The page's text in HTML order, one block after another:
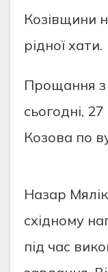
Козівщини
рідної хати.
Прощання з
сьогодні,
Козова по
Назар
східному
під час